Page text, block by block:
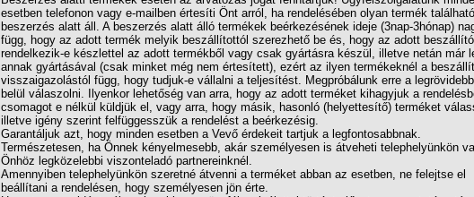
esetben telefonon vagy e-mailben értesíti Önt arról, ha rendelésében olyan termék
beszerzés alatt áll. A beszerzés alatt álló termékek beérkezésének ideje (3nap-3hónap)
függ, hogy az adott termék melyik beszállítottól szerezhető be és, hogy az adott beszállító
rendelkezik-e készlettel az adott termékből vagy csak gyártásra készül, illetve netán már
annak gyártásával (csak minket még nem értesített), ezért az ilyen termékeknél a
visszaigazolástól függ, hogy tudjuk-e vállalni a teljesítést. Megpróbálunk erre a
belül válaszolni. Ilyenkor lehetőség van arra, hogy az adott terméket kihagyjuk a
csomagot e nélkül küldjük el, vagy arra, hogy másik, hasonló (helyettesítő) terméket
illetve igény szerint felfüggesszük a rendelést a beérkezésig.
Garantáljuk azt, hogy minden esetben a Vevő érdekeit tartjuk a legfontosabbnak.
Természetesen, ha Önnek kényelmesebb, akár személyesen is átveheti telephelyünkön
Önhöz legközelebbi viszonteladó partnereinknél.
Amennyiben telephelyünkön szeretné átvenni a terméket abban az esetben, ne felejtse el
beállítani a rendelésen, hogy személyesen jön érte.